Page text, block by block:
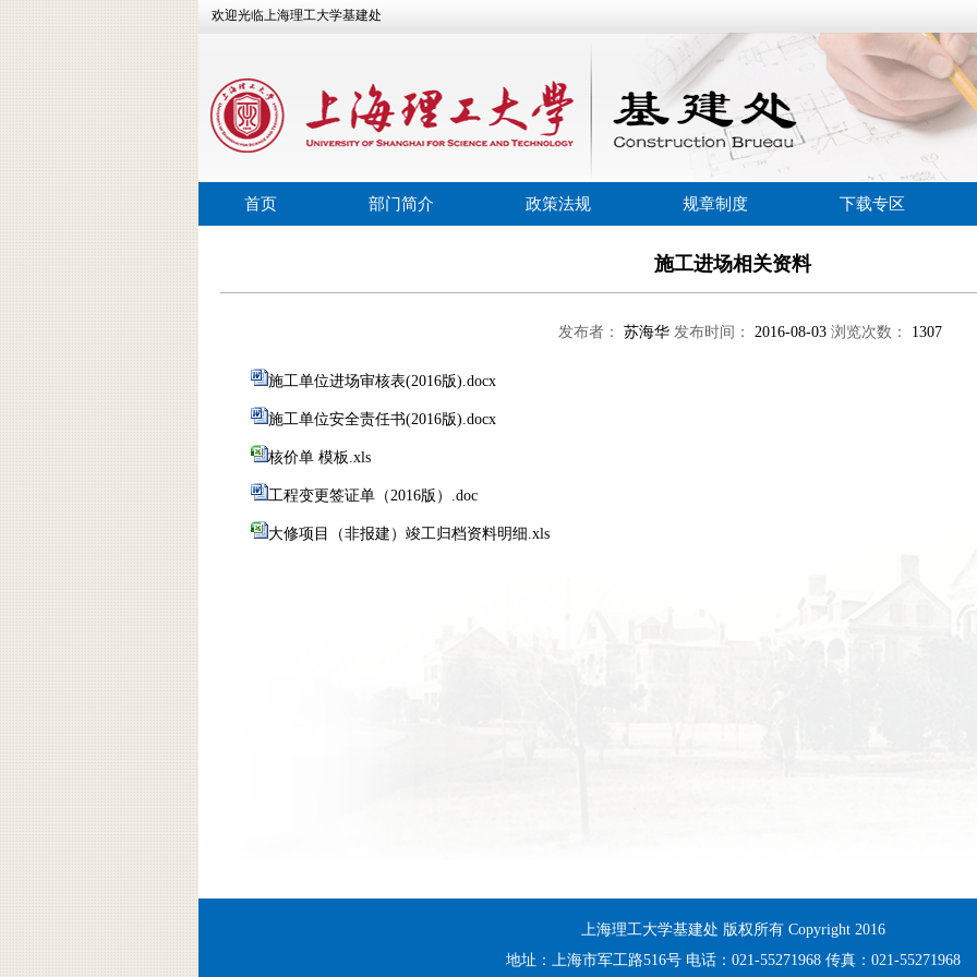
欢迎光临上海理工大学基建处
首页 部门简介 政策法规 规章制度 下载专区
施工进场相关资料
发布者： 苏海华 发布时间： 2016-08-03 浏览次数： 1307
施工单位进场审核表(2016版).docx
施工单位安全责任书(2016版).docx
核价单 模板.xls
工程变更签证单（2016版）.doc
大修项目（非报建）竣工归档资料明细.xls
上海理工大学基建处 版权所有 Copyright 2016
地址：上海市军工路516号 电话：021-55271968 传真：021-55271968